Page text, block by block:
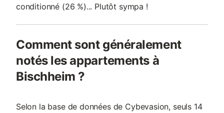
conditionné (26 %)... Plutôt sympa !
Comment sont généralement
notés les appartements à
Bischheim ?
Selon la base de données de Cybevasion, seuls 14